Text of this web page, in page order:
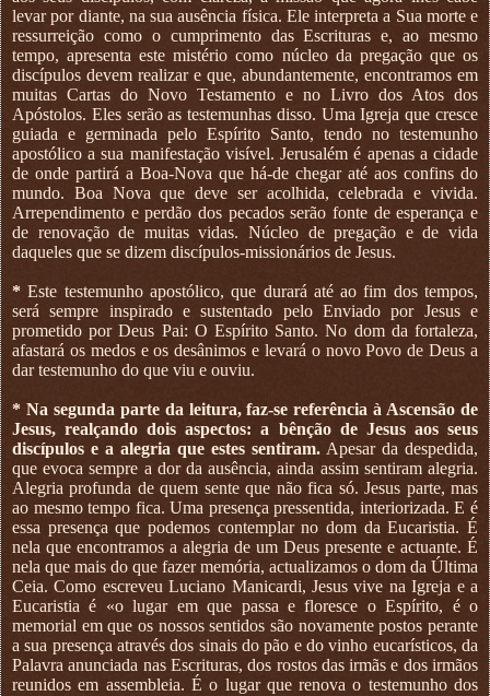
levar por diante, na sua ausência física. Ele interpreta a Sua morte e
ressurreição como o cumprimento das Escrituras e, ao mesmo
tempo, apresenta este mistério como núcleo da pregação que os
discípulos devem realizar e que, abundantemente, encontramos em
muitas Cartas do Novo Testamento e no Livro dos Atos dos
Apóstolos. Eles serão as testemunhas disso. Uma Igreja que cresce
guiada e germinada pelo Espírito Santo, tendo no testemunho
apostólico a sua manifestação visível. Jerusalém é apenas a cidade
de onde partirá a Boa-Nova que há-de chegar até aos confins do
mundo. Boa Nova que deve ser acolhida, celebrada e vivida.
Arrependimento e perdão dos pecados serão fonte de esperança e
de renovação de muitas vidas. Núcleo de pregação e de vida
daqueles que se dizem discípulos-missionários de Jesus.
*Este testemunho apostólico, que durará até ao fim dos tempos,
será sempre inspirado e sustentado pelo Enviado por Jesus e
prometido por Deus Pai: O Espírito Santo. No dom da fortaleza,
afastará os medos e os desânimos e levará o novo Povo de Deus a
dar testemunho do que viu e ouviu.
* Na segunda parte da leitura, faz-se referência à Ascensão de
Jesus, realçando dois aspectos: a bênção de Jesus aos seus
discípulos e a alegria que estes sentiram. Apesar da despedida,
que evoca sempre a dor da ausência, ainda assim sentiram alegria.
Alegria profunda de quem sente que não fica só. Jesus parte, mas
ao mesmo tempo fica. Uma presença pressentida, interiorizada. E é
essa presença que podemos contemplar no dom da Eucaristia. É
nela que encontramos a alegria de um Deus presente e actuante. É
nela que mais do que fazer memória, actualizamos o dom da Última
Ceia. Como escreveu Luciano Manicardi, Jesus vive na Igreja e a
Eucaristia é «o lugar em que passa e floresce o Espírito, é o
memorial em que os nossos sentidos são novamente postos perante
a sua presença através dos sinais do pão e do vinho eucarísticos, da
Palavra anunciada nas Escrituras, dos rostos das irmãs e dos irmãos
reunidos em assembleia. É o lugar que renova o testemunho dos